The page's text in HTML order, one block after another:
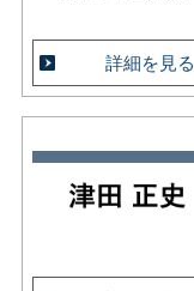
詳細を見る